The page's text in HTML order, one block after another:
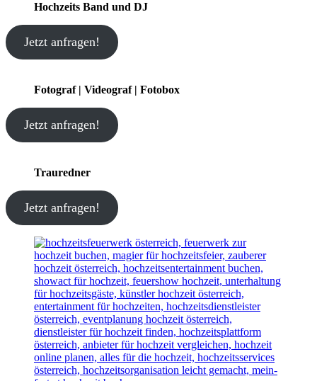
Hochzeits Band und DJ
Jetzt anfragen!
Fotograf | Videograf | Fotobox
Jetzt anfragen!
Trauredner
Jetzt anfragen!